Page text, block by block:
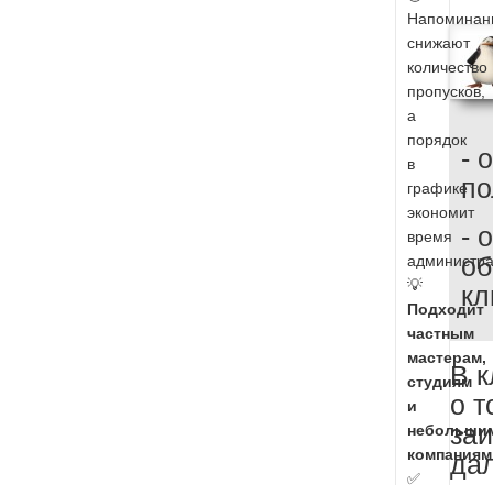
снижают
количество
пропусков,
а
порядок
в
графике
экономит
время
💡
Подходит
частным
мастерам,
студиям
и
✅
-
-
В
о